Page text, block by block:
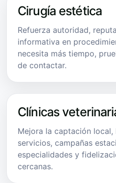
Cirugía estética
Refuerza autoridad,
informativa en
necesita más tiempo,
de contactar.
Clínicas
Mejora la captación
servicios, campañas
especialidades y
cercanas.